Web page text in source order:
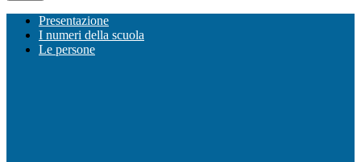
Presentazione
I numeri della scuola
Le persone